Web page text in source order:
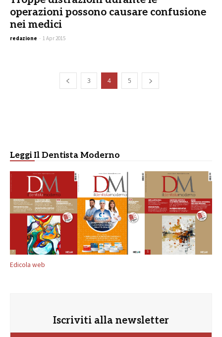
operazioni possono causare confusione
nei medici
redazione - 1 Apr 2015
3 4 5
Leggi Il Dentista Moderno
Edicola web
Iscriviti alla newsletter